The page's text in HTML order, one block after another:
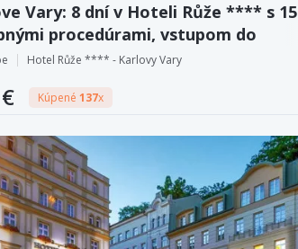
Vary: 8 dní v Hoteli Růže **** s 15
procedúrami, vstupom do
lázní + plná penzia.
Hotel Růže **** - Karlovy Vary
Kúpené 137x